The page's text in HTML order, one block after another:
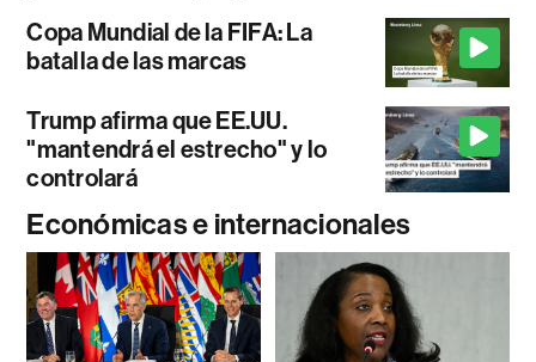
Copa Mundial de la FIFA: La
batalla de las marcas
Trump afirma que EE.UU.
"mantendrá el estrecho" y lo
controlará
Económicas e internacionales